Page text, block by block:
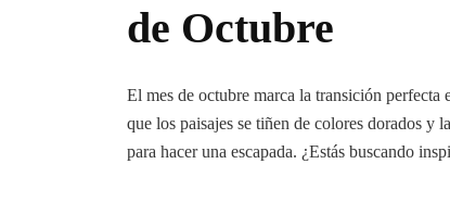
de Octubre
El mes de octubre marca la transición
que los paisajes se tiñen de colores dorados y
para hacer una escapada. ¿Estás buscando